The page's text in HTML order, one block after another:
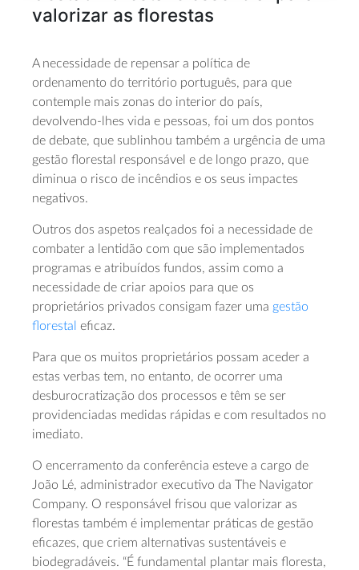
valorizar as florestas
A necessidade de repensar a política de
ordenamento do território português, para que
contemple mais zonas do interior do país,
devolvendo-lhes vida e pessoas, foi um dos pontos
de debate, que sublinhou também a urgência de uma
gestão florestal responsável e de longo prazo, que
diminua o risco de incêndios e os seus impactes
negativos.
Outros dos aspetos realçados foi a necessidade de
combater a lentidão com que são implementados
programas e atribuídos fundos, assim como a
necessidade de criar apoios para que os
proprietários privados consigam fazer uma gestão
florestal eficaz.
Para que os muitos proprietários possam aceder a
estas verbas tem, no entanto, de ocorrer uma
desburocratização dos processos e têm se ser
providenciadas medidas rápidas e com resultados no
imediato.
O encerramento da conferência esteve a cargo de
João Lé, administrador executivo da The Navigator
Company. O responsável frisou que valorizar as
florestas também é implementar práticas de gestão
eficazes, que criem alternativas sustentáveis e
biodegradáveis. “É fundamental plantar mais floresta,